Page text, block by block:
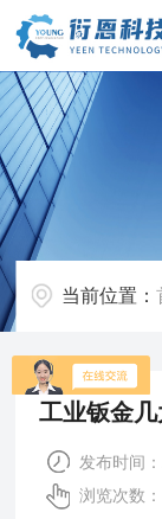
当前位置：
工业钣金
发布时间
浏览次数